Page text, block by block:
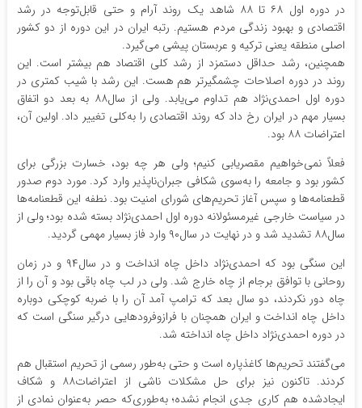
در دوره اول ۶۸ تا ۸۸ شاهد یک روند آرام و حتی قابل‌توجه در رشد
اقتصادی و بهبود زندگی مردم هستیم. رتبه ایران در این دوره از دو کشور
اصلی منطقه یعنی ترکیه و عربستان پیشی می‌گیرد.
همچنین، رشد حداقل دستمزد از رشد کلی اقتصاد هم بیشتر است. این
روند در دوره اصلاحات چشمگیرتر هم هست. این رشد با شیب کمتری در
دوره اول احمدی‌نژاد هم تداوم می‌یابد. ولی از سال۸۸ به بعد دو اتفاق
بسیار مهم در ایران رخ داد که روند اقتصادی را به‌کلی تغییر داد. اولین آن،
اعتراضات ۸۸ بود.
فعلاً نمی‌خواهیم مقصریابی کنیم؛ ولی هر چه بود، خسارت بزرگی برای
کشور بود و جامعه را به‌سوی شکافی جبران‌ناپذیر وارد کرد. مورد دوم صدور
قطعنامه‌ها و سپس آغاز تحریم‌های شورای امنیت بود. نطفه این قطعنامه‌ها
در سیاست خارجی غیرمسئولانه دوره اول احمدی‌نژاد بسته شده بود؛ ولی از
سال۸۸ تشدید شد و در نهایت در سال۹۰ وارد فاز بسیار مهمی گردید.
این سنگی بود که احمدی‌نژاد داخل چاه انداخت و در سال۹۴ و در زمان
روحانی با توافق برجام از چاه خارج شد. ولی در لب چاه باقی بود و آن را از
چاه دور نکردند، دو سال بعد که ترامپ آمد آن را با ضربه کوچکی دوباره
داخل چاه انداخت و ایران همچنان با فرازوفرودهایی درگیر سنگی است که
در دوره احمدی‌نژاد داخل چاه انداخته شد.
می‌گفتند تحریم‌ها کاغذپاره است و حتی به‌طور رسمی از تحریم استقبال هم
کردند. تاکنون نیز برای حل مشکلات ناشی از اعتراضات۸۸ و شکاف
ایجادشده هم کاری جدی انجام نشده؛ به‌طوری‌که حصر به‌عنوان نمادی از